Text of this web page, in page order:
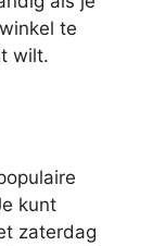
te
wilt.
kunt
zaterdag